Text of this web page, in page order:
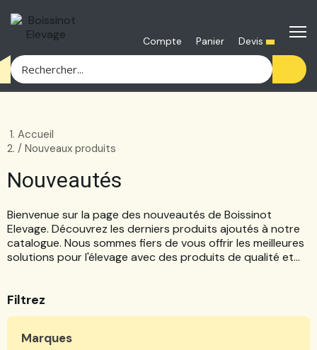
Compte Panier Devis
Accueil
Nouveaux produits
nouveautés
Bienvenue sur la page des nouveautés de Boissinot
Elevage. Découvrez les derniers produits ajoutés à notre
catalogue. Nous sommes fiers de vous offrir les meilleures
solutions pour l'élevage avec des produits de qualité et
améliorer votre activité.
Filtrez
Marques